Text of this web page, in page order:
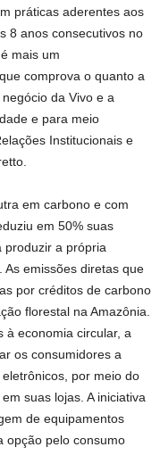
práticas aderentes aos
8 anos consecutivos no
mais um
comprova o quanto a
da Vivo e a
e para meio
Institucionais e
em carbono e com
em 50% suas
produzir a própria
emissões diretas que
por créditos de carbono
florestal na Amazônia.
à economia circular, a
os consumidores a
por meio do
suas lojas. A iniciativa
de equipamentos
opção pelo consumo